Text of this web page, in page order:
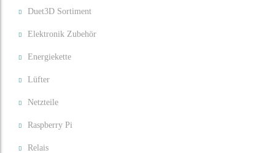
Duet3D Sortiment
Elektronik Zubehör
Energiekette
Lüfter
Netzteile
Raspberry Pi
Relais